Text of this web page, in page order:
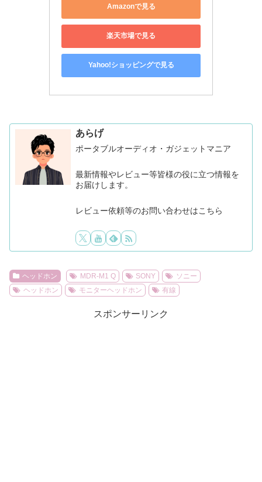
Amazonで見る
楽天市場で見る
Yahoo!ショッピングで見る
あらげ
ポータブルオーディオ・ガジェットマニア
最新情報やレビュー等皆様の役に立つ情報を
お届けします。
レビュー依頼等のお問い合わせはこちら
ヘッドホン MDR-M1 Q SONY
ソニー
ヘッドホン
モニターヘッドホン 有線
スポンサーリンク